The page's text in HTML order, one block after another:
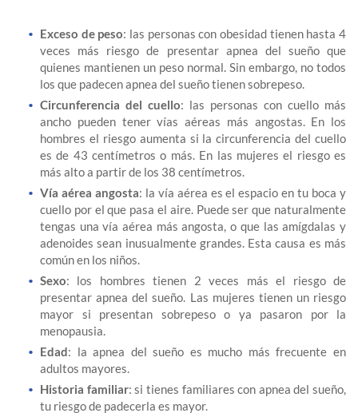
Exceso de peso: las personas con obesidad tienen hasta 4
veces más riesgo de presentar apnea del sueño que
quienes mantienen un peso normal. Sin embargo, no todos
los que padecen apnea del sueño tienen sobrepeso.
Circunferencia del cuello: las personas con cuello más
ancho pueden tener vías aéreas más angostas. En los
hombres el riesgo aumenta si la circunferencia del cuello
es de 43 centímetros o más. En las mujeres el riesgo es
más alto a partir de los 38 centímetros.
Vía aérea angosta: la vía aérea es el espacio en tu boca y
cuello por el que pasa el aire. Puede ser que naturalmente
tengas una vía aérea más angosta, o que las amígdalas y
adenoides sean inusualmente grandes. Esta causa es más
común en los niños.
Sexo: los hombres tienen 2 veces más el riesgo de
presentar apnea del sueño. Las mujeres tienen un riesgo
mayor si presentan sobrepeso o ya pasaron por la
menopausia.
Edad: la apnea del sueño es mucho más frecuente en
adultos mayores.
Historia familiar: si tienes familiares con apnea del sueño,
tu riesgo de padecerla es mayor.